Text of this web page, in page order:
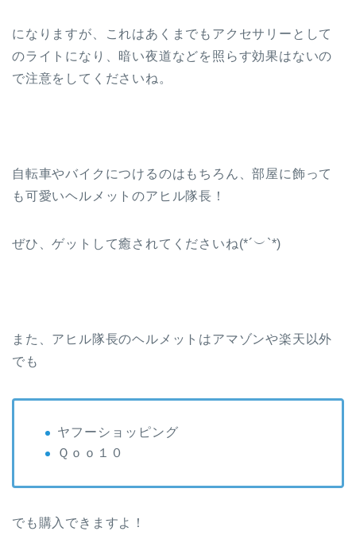
になりますが、これはあくまでもアクセサリーとして
のライトになり、暗い夜道などを照らす効果はないの
で注意をしてくださいね。
自転車やバイクにつけるのはもちろん、部屋に飾って
も可愛いヘルメットのアヒル隊長！
ぜひ、ゲットして癒されてくださいね(*´︶`*)
また、アヒル隊長のヘルメットはアマゾンや楽天以外
でも
ヤフーショッピング
Ｑｏｏ１０
でも購入できますよ！